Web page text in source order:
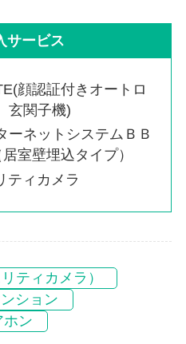
サービス
顔認証付きオートロ
玄関子機)
ーネットシステムＢＢ
室壁埋込タイプ）
ティカメラ
ティカメラ）
ション
ホン